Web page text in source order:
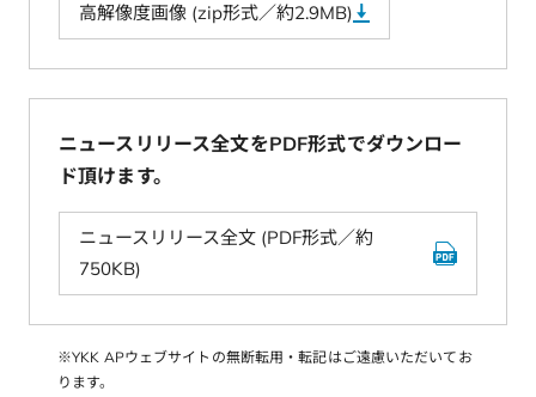
高解像度画像 (zip形式／約2.9MB)
ニュースリリース全文をPDF形式でダウンロー
ド頂けます。
ニュースリリース全文 (PDF形式／約
750KB)
※YKK APウェブサイトの無断転用・転記はご遠慮いただいてお
ります。